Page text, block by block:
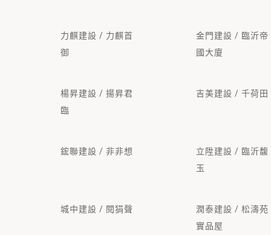
力麒建設 / 力麒首
御
金門建設 / 臨沂帝
國大廈
楊昇建設 / 揚昇君
臨
吉美建設 / 千荷田
鋐聯建設 / 非非想
立陞建設 / 臨沂馥
玉
城中建設 / 閱狷聲
潤泰建設 / 松濤苑
實品屋